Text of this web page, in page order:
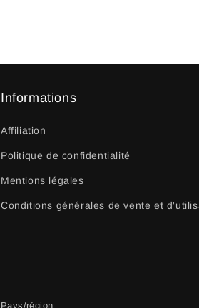
Informations
Affiliation
Politique de confidentialité
Mentions légales
Conditions générales de vente et
Pays/région